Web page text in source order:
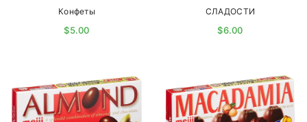
Конфеты
$5.00
СЛАДОСТИ
$6.00